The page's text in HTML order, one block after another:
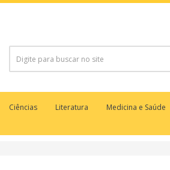
Ciências Literatura Medicina e Saúde